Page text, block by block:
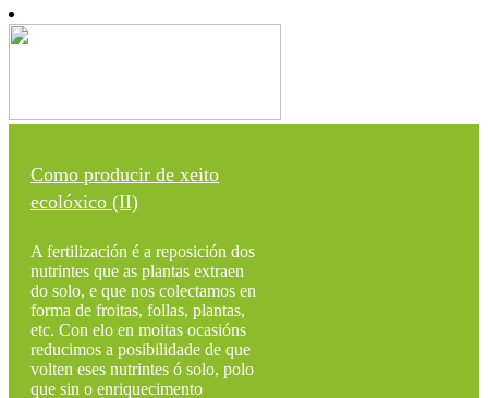
Como producir de xeito
ecolóxico (II)
A fertilización é a reposición dos
nutrintes que as plantas extraen
do solo, e que nos colectamos en
forma de froitas, follas, plantas,
etc. Con elo en moitas ocasións
reducimos a posibilidade de que
volten eses nutrintes ó solo, polo
que sin o enriquecimento